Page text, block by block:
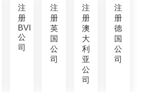
注
册
BVI
公
司
注
册
英
国
公
司
注
册
澳
大
利
亚
公
司
注
册
德
国
公
司